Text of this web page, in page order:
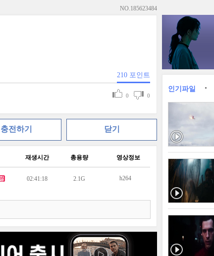
NO.185623484
210 포인트
0 0
충전하기 닫기
재생시간 총용량 영상정보
02:41:18 2.1G h264
인기파일